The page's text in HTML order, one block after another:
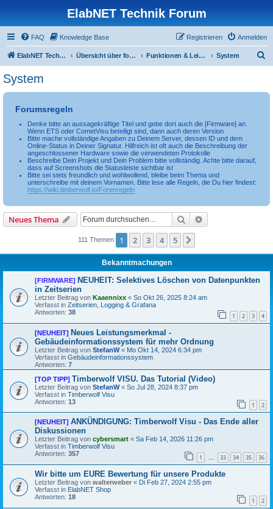
ElabNET Technik Forum
FAQ Knowledge Base Anmelden
Registrieren
ElabNET Technik Forum Übersicht über forum.timberwolf.io Funktionen & Leistungsmerkmale System
System
Forumsregeln
Denke bitte an aussagekräftige Titel und gebe dort auch die [Firmware] an.
Wenn ETS oder CometVisu beteiligt sind, dann auch deren Version
Bitte mache vollständige Angaben zu Deinem Server, dessen ID und dem
Online-Status in Deiner Signatur. Hilfreich ist oft auch die Beschreibung der
angeschlossener Hardware sowie die verwendeten Protokolle
Beschreibe Dein Projekt und Dein Problem bitte vollständig. Achte bitte darauf,
dass auf Screenshots die Statusleiste sichtbar ist
Bitte sei stets freundlich und wohlwollend, bleibe beim Thema und
unterschreibe mit deinem Vornamen. Bitte lese alle Regeln, die Du hier findest:
https://wiki.timberwolf.io/Forenregeln
Neues Thema Suche
111 Themen 1 2 3 4 5
Bekanntmachungen
[FIRMWARE] NEUHEIT: Selektives Löschen von Datenpunkten
in Zeitserien
Letzter Beitrag von Kaaennixx « So Okt 26, 2025 8:24 am
Verfasst in Zeitserien, Logging & Grafana
Antworten: 38 1 2 3 4
[NEUHEIT] Neues Leistungsmerkmal -
Gebäudeinformationssystem für mehr Ordnung
Letzter Beitrag von StefanW« Mo Okt 14, 2024 6:34 pm
Verfasst in Gebäudeinformationssystem
Antworten: 7
[TOP TIPP] Timberwolf VISU. Das Tutorial (Video)
Letzter Beitrag von StefanW« So Jul 28, 2024 8:37 pm
Verfasst in Timberwolf Visu
Antworten: 13 1 2
[NEUHEIT] ANKÜNDIGUNG: Timberwolf Visu - Das Ende aller
Diskussionen
Letzter Beitrag von cybersmart « Sa Feb 14, 2026 11:26 pm
Verfasst in Timberwolf Visu
Antworten: 357 1 … 33 34 35 36
Wir bitte um EURE Bewertung für unsere Produkte
Letzter Beitrag von walterweber « Di Feb 27, 2024 2:55 pm
Verfasst in ElabNET Shop
Antworten: 18 1 2